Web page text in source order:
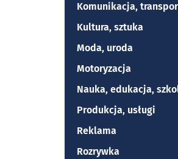
Komunikacja,
Kultura, sztuka
Moda, uroda
Motoryzacja
Nauka, edukacja,
Produkcja, usługi
Reklama
Rozrywka